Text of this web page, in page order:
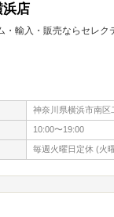
浜店
・輸入・販売ならセレク
神奈川県横浜市南区
10:00〜19:00
毎週火曜日定休 (火